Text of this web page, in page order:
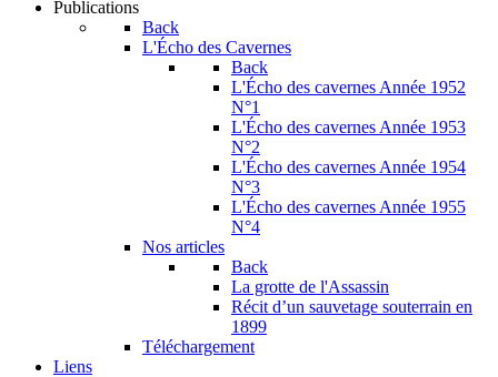
Publications
Back
L'Écho des Cavernes
Back
L'Écho des cavernes Année 1952
N°1
L'Écho des cavernes Année 1953
N°2
L'Écho des cavernes Année 1954
N°3
L'Écho des cavernes Année 1955
N°4
Nos articles
Back
La grotte de l'Assassin
Récit d’un sauvetage souterrain en
1899
Téléchargement
Liens